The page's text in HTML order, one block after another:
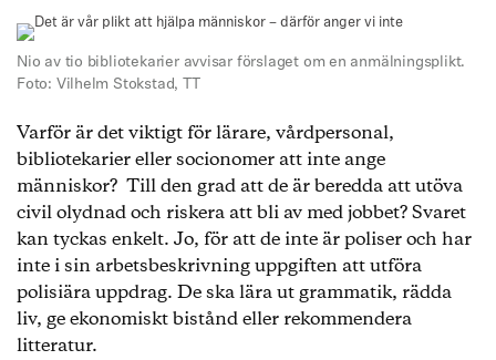
Nio av tio bibliotekarier avvisar förslaget om en anmälningsplikt.
Foto: Vilhelm Stokstad, TT
Varför är det viktigt för lärare, vårdpersonal,
bibliotekarier eller socionomer att inte ange
människor? Till den grad att de är beredda att utöva
civil olydnad och riskera att bli av med jobbet? Svaret
kan tyckas enkelt. Jo, för att de inte är poliser och har
inte i sin arbetsbeskrivning uppgiften att utföra
polisiära uppdrag. De ska lära ut grammatik, rädda
liv, ge ekonomiskt bistånd eller rekommendera
litteratur.